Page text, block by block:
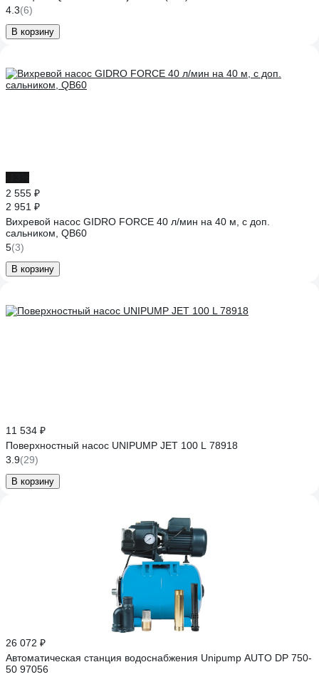
4.3(6)
В корзину
2 555 ₽
2 951 ₽
Вихревой насос GIDRO FORCE 40 л/мин на 40 м, с доп.
сальником, QB60
5(3)
В корзину
11 534 ₽
Поверхностный насос UNIPUMP JET 100 L 78918
3.9(29)
В корзину
26 072 ₽
Автоматическая станция водоснабжения Unipump AUTO DP 750-
50 97056